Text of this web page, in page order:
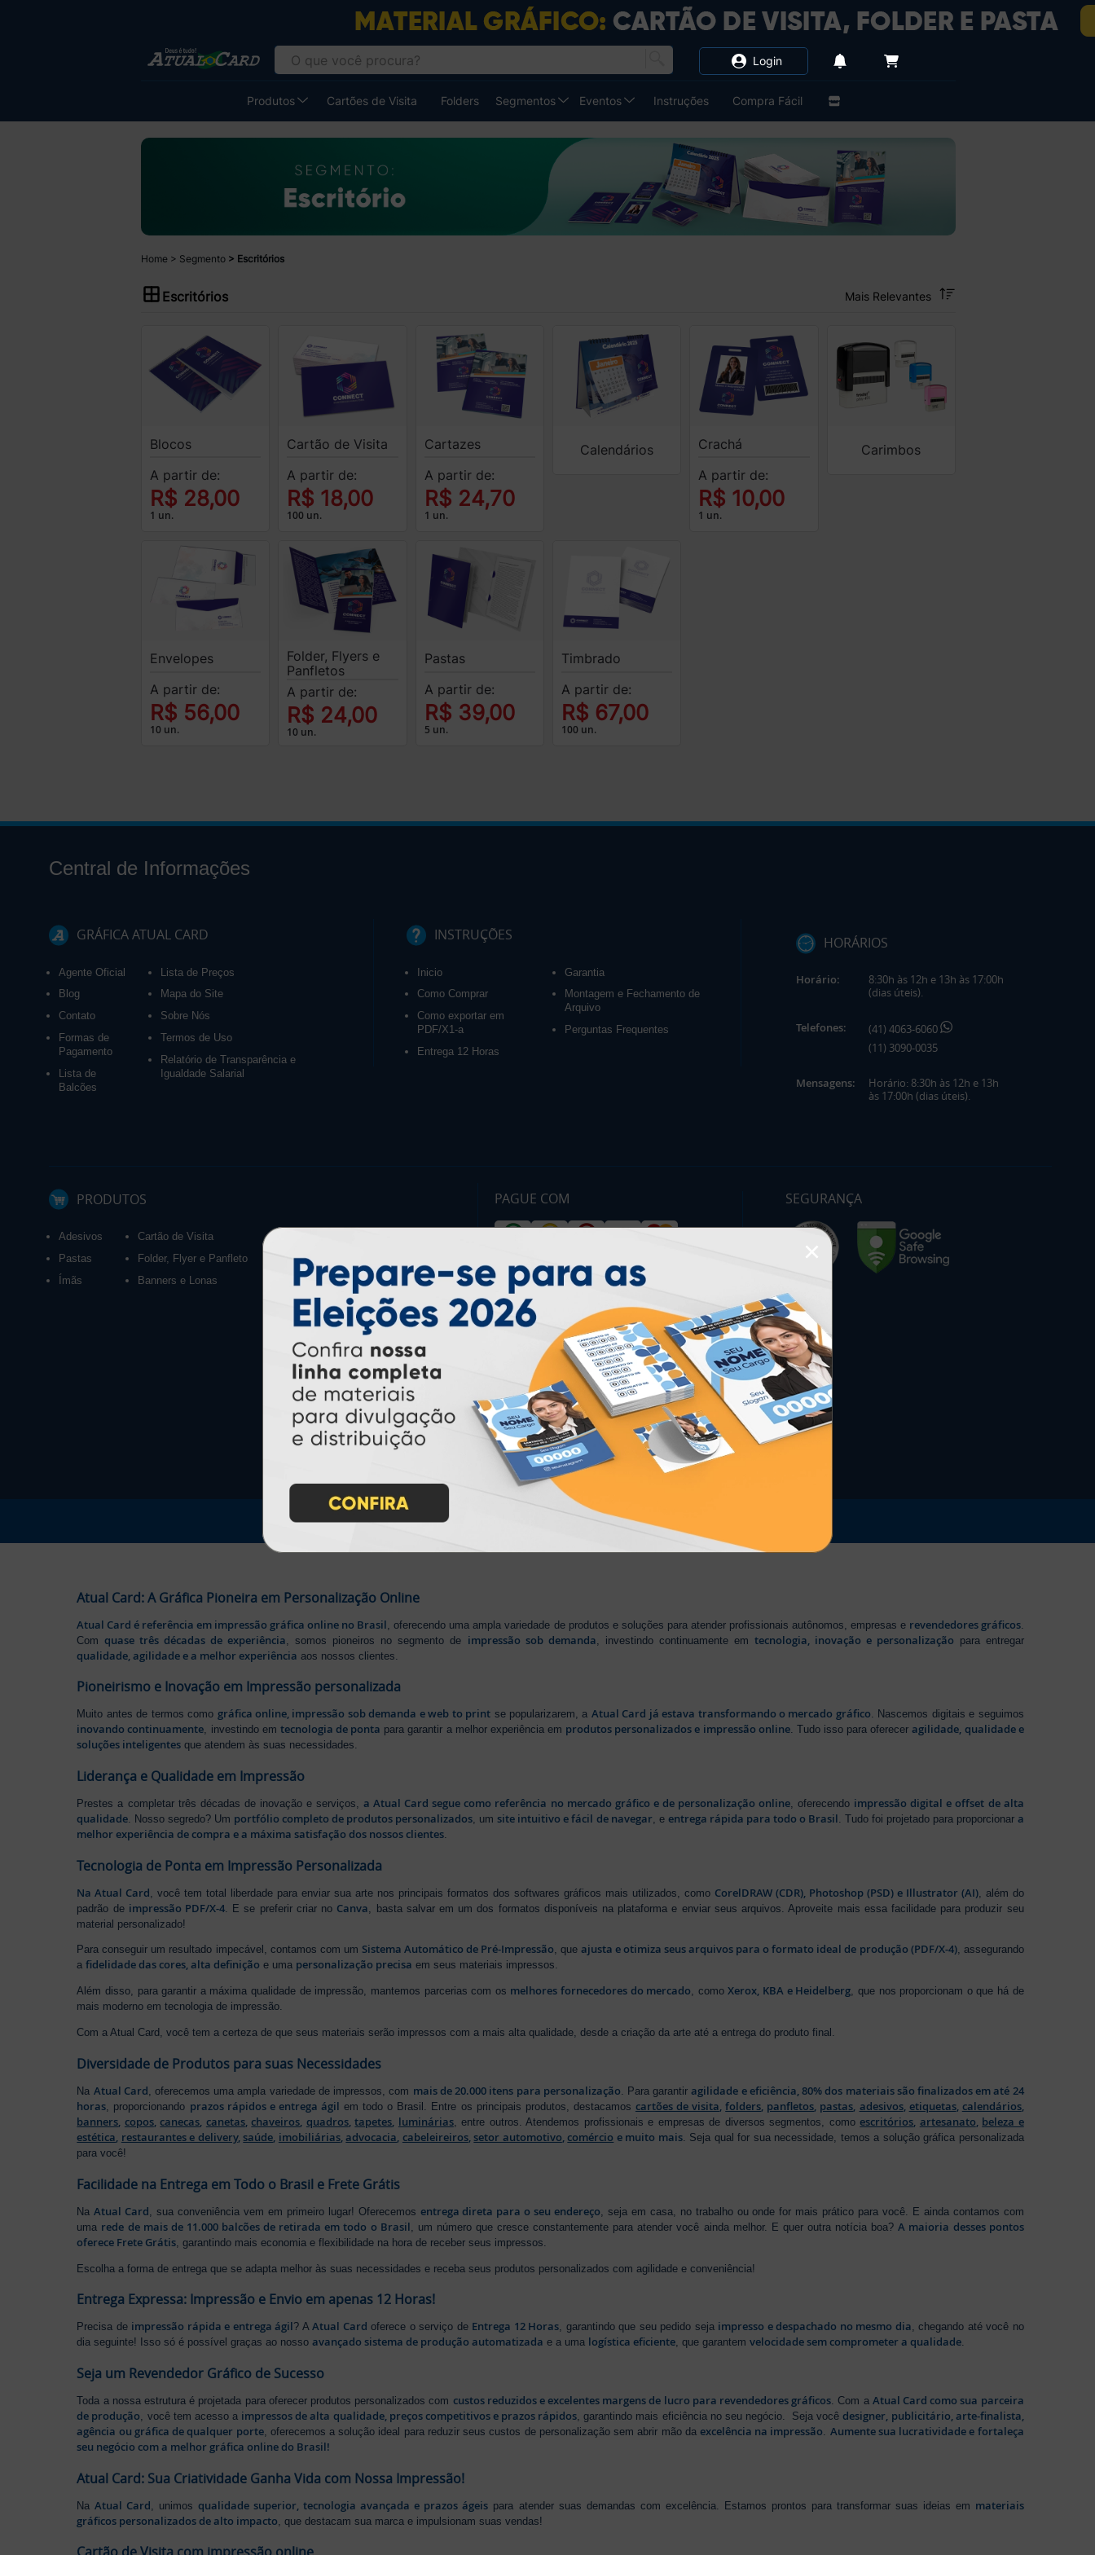
Produtos Cartões de Visita Folders Segmentos Eventos Instruções Compra Fácil
Login
Home Segmento Escritórios
Escritórios
Blocos
A partir de:
R$ 28,00
1 un.
Cartão de Visita
A partir de:
R$ 18,00
100 un.
Cartazes
A partir de:
R$ 24,70
1 un.
Calendários
Crachá
A partir de:
R$ 10,00
1 un.
Carimbos
Envelopes
A partir de:
R$ 56,00
10 un.
Folder, Flyers e
Panfletos
A partir de:
R$ 24,00
10 un.
Pastas
A partir de:
R$ 39,00
5 un.
Timbrado
A partir de:
R$ 67,00
100 un.
Central de Informações
GRÁFICA ATUAL CARD
Agente Oficial
Blog
Contato
Formas de
Pagamento
Lista de
Balcões
Lista de Preços
Mapa do Site
Sobre Nós
Termos de Uso
Relatório de Transparência e
Igualdade Salarial
INSTRUÇÕES
Inicio
Como Comprar
Como exportar em
PDF/X1-a
Entrega 12 Horas
Garantia
Montagem e Fechamento de
Arquivo
Perguntas Frequentes
HORÁRIOS
Horário:
8:30h às 12h e 13h às 17:00h
(dias úteis).
Telefones:
(41) 4063-6060
(11) 3090-0035
Mensagens:
Horário: 8:30h às 12h e 13h
às 17:00h (dias úteis).
PRODUTOS
Adesivos
Pastas
Ímãs
Cartão de Visita
Folder, Flyer e Panfleto
Banners e Lonas
PAGUE COM
* Pagamento com cartão de crédito terá valor adicional.
** Pagamentos a prazo poderão ter acréscimo.
*** Nota fiscal sujeita a emissão de acordo com prestador de
serviço, conforme legislação pertinente.
PARTICIPE
SEGURANÇA
IMPRA INDUSTRIA GRAFICA LTDA | CNPJ: 28.045.354/0002-52
Atual Card © 2026. Todos os direitos reservados.
Atual Card: A Gráfica Pioneira em Personalização Online
Atual Card é referência em impressão gráfica online no Brasil , oferecendo uma ampla variedade de produtos e soluções para atender profissionais autônomos, empresas e revendedores gráficos.
Comquase três décadas de experiência , somos pioneiros no segmento de impressão sob demanda , investindo continuamente em tecnologia, inovação e personalização para entregar
qualidade, agilidade e a melhor experiência aos nossos clientes.
Pioneirismo e Inovação em Impressão personalizada
Muito antes de termos como gráfica online, impressão sob demanda e web to print se popularizarem, a Atual Card já estava transformando o mercado gráfico. Nascemos digitais e seguimos
inovando continuamente, investindo em tecnologia de ponta para garantir a melhor experiência em produtos personalizados e impressão online. Tudo isso para ofereceragilidade, qualidade e
soluções inteligentes que atendem às suas necessidades.
Liderança e Qualidade em Impressão
Prestes a completar três décadas de inovação e serviços,a Atual Card segue como referência no mercado gráfico e de personalização online , oferecendo impressão digital e offset de alta
qualidade . Nosso segredo? Um portfólio completo de produtos personalizados , um site intuitivo e fácil de navegar , e entrega rápida para todo o Brasil . Tudo foi projetado para proporcionar a
melhor experiência de compra e a máxima satisfação dos nossos clientes
Tecnologia de Ponta em Impressão Personalizada
Na Atual Card , você tem total liberdade para enviar sua arte nos principais formatos dos softwares gráficos mais utilizados, como CorelDRAW (CDR), Photoshop (PSD) e Illustrator (AI), além do
padrão de impressão PDF/X-4 . E se preferir criar no Canva , basta salvar em um dos formatos disponíveis na plataforma e enviar seus arquivos. Aproveite mais essa facilidade para produzir seu
material personalizado!
Para conseguir um resultado impecável, contamos com um Sistema Automático de Pré-Impressão, queajusta e otimiza seus arquivos para o formato ideal de produção (PDF/X-4), assegurando
afidelidade das cores, alta definição e uma personalização precisa em seus materiais impressos.
Além disso, para garantir a máxima qualidade de impressão, mantemos parcerias com os melhores fornecedores do mercado, comoXerox, KBA e Heidelberg, que nos proporcionam o que há de
mais moderno em tecnologia de impressão.
Com a Atual Card, você tem a certeza de que seus materiais serão impressos com a mais alta qualidade, desde a criação da arte até a entrega do produto final.
Diversidade de Produtos para suas Necessidades
Na Atual Card , oferecemos uma ampla variedade de impressos, com mais de 20.000 itens para personalização . Para garantiragilidade e eficiência, 80% dos materiais são finalizados em até 24
horas , proporcionando prazos rápidos e entrega ágil em todo o Brasil. Entre os principais produtos, destacamos cartões de visita,folders, panfletos, pastas, adesivos, etiquetas, calendários,
banners, copos,canecas, canetas,chaveiros, quadros,tapetes, luminárias, entre outros. Atendemos profissionais e empresas de diversos segmentos, comoescritórios, artesanato, beleza e
estética, restaurantes e delivery, saúde, imobiliárias,advocacia, cabeleireiros, setor automotivo,comércio e muito mais. Seja qual for sua necessidade, temos a solução gráfica personalizada
para você!
Facilidade na Entrega em Todo o Brasil e Frete Grátis
NaAtual Card , sua conveniência vem em primeiro lugar! Oferecemos entrega direta para o seu endereço , seja em casa, no trabalho ou onde for mais prático para você. E ainda contamos com
uma rede de mais de 11.000 balcões de retirada em todo o Brasil , um número que cresce constantemente para atender você ainda melhor. E quer outra notícia boa?A maioria desses pontos
oferece Frete Grátis , garantindo mais economia e flexibilidade na hora de receber seus impressos.
Escolha a forma de entrega que se adapta melhor às suas necessidades e receba seus produtos personalizados com agilidade e conveniência!
Entrega Expressa: Impressão e Envio em apenas 12 Horas!
Precisa de impressão rápida e entrega ágil? AAtual Card oferece o serviço de Entrega 12 Horas, garantindo que seu pedido seja impresso e despachado no mesmo dia, chegando até você no
dia seguinte! Isso só é possível graças ao nossoavançado sistema de produção automatizada e a uma logística eficiente, que garantemvelocidade sem comprometer a qualidade.
Seja um Revendedor Gráfico de Sucesso
Toda a nossa estrutura é projetada para oferecer produtos personalizados com custos reduzidos e excelentes margens de lucro para revendedores gráficos . Com a Atual Card como sua parceira
de produção , você tem acesso a impressos de alta qualidade, preços competitivos e prazos rápidos , garantindo mais eficiência no seu negócio. Seja vocêdesigner, publicitário, arte-finalista,
agência ou gráfica de qualquer porte, oferecemos a solução ideal para reduzir seus custos de personalização sem abrir mão daexcelência na impressão Aumente sua lucratividade e fortaleça
seu negócio com a melhor gráfica online do Brasil!
Atual Card: Sua Criatividade Ganha Vida com Nossa Impressão!
NaAtual Card , unimosqualidade superior, tecnologia avançada e prazos ágeis para atender suas demandas com excelência. Estamos prontos para transformar suas ideias em materiais
gráficos personalizados de alto impacto , que destacam sua marca e impulsionam suas vendas!